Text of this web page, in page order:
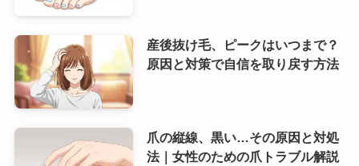
産後抜け毛、ピークはいつまで？
原因と対策で自信を取り戻す方法
爪の縦線、黒い…その原因と対処
法｜女性のための爪トラブル解説